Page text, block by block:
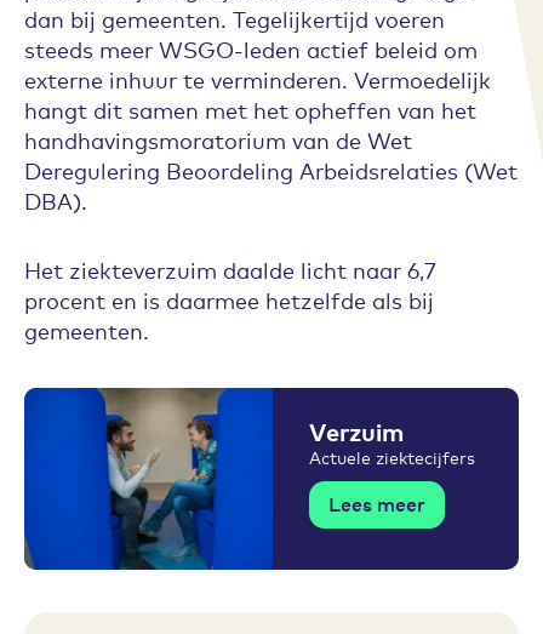
dan bij gemeenten. Tegelijkertijd voeren
steeds meer WSGO-leden actief beleid om
externe inhuur te verminderen. Vermoedelijk
hangt dit samen met het opheffen van het
handhavingsmoratorium van de Wet
Deregulering Beoordeling Arbeidsrelaties (Wet
DBA).
Het ziekteverzuim daalde licht naar 6,7
procent en is daarmee hetzelfde als bij
gemeenten.
Verzuim
Actuele ziektecijfers
Lees meer